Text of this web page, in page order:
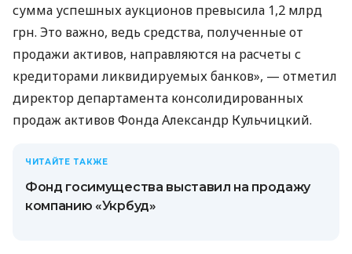
сумма успешных аукционов превысила 1,2 млрд
грн. Это важно, ведь средства, полученные от
продажи активов, направляются на расчеты с
кредиторами ликвидируемых банков», — отметил
директор департамента консолидированных
продаж активов Фонда Александр Кульчицкий.
ЧИТАЙТЕ ТАКЖЕ
Фонд госимущества выставил на продажу
компанию «Укрбуд»